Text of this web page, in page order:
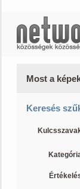
Most a
Keresés